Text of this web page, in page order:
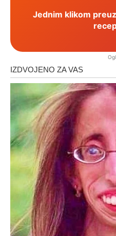
Jednim klikom